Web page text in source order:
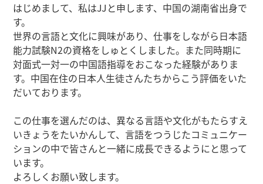
はじめまして、私はJJと申します、中国の湖南省出身で
す。
世界の言語と文化に興味があり、仕事をしながら日本語
能力試験N2の資格をしゅとくしました。また同時期に
対面式一対一の中国語指導をおこなった経験がありま
す。中国在住の日本人生徒さんたちからこう評価をいた
だいております。
この仕事を選んだのは、異なる言語や文化がもたらすえ
いきょうをたいかんして、言語をつうじたコミュニケー
ションの中で皆さんと一緒に成長できるようにと思って
います。
よろしくお願い致します。